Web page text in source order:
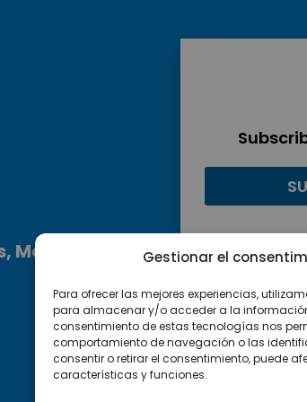
Gestionar el
Para ofrecer las mejores experiencias,
para almacenar y/o acceder a la
consentimiento de estas tecnologías nos
comportamiento de navegación o las
consentir o retirar el consentimiento, puede
características y funciones.
Málaga